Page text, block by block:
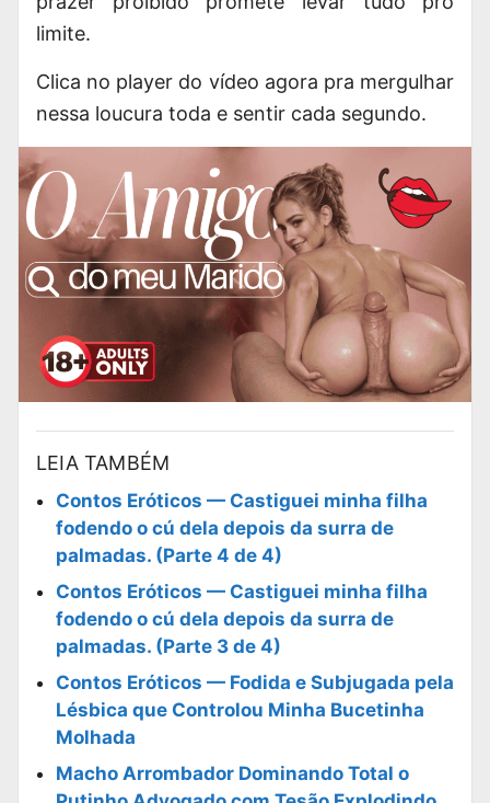
limite.
Clica no player do vídeo agora pra mergulhar
nessa loucura toda e sentir cada segundo.
LEIA TAMBÉM
Contos Eróticos — Castiguei minha filha
fodendo o cú dela depois da surra de
palmadas. (Parte 4 de 4)
Contos Eróticos — Castiguei minha filha
fodendo o cú dela depois da surra de
palmadas. (Parte 3 de 4)
Contos Eróticos — Fodida e Subjugada pela
Lésbica que Controlou Minha Bucetinha
Molhada
Macho Arrombador Dominando Total o